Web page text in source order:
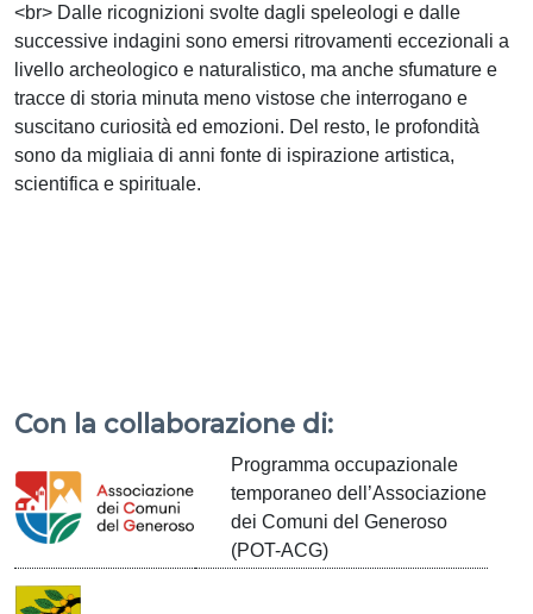
<br> Dalle ricognizioni svolte dagli speleologi e dalle
successive indagini sono emersi ritrovamenti eccezionali a
livello archeologico e naturalistico, ma anche sfumature e
tracce di storia minuta meno vistose che interrogano e
suscitano curiosità ed emozioni. Del resto, le profondità
sono da migliaia di anni fonte di ispirazione artistica,
scientifica e spirituale.
Con la collaborazione di:
Programma occupazionale
temporaneo dell’Associazione
dei Comuni del Generoso
(POT-ACG)